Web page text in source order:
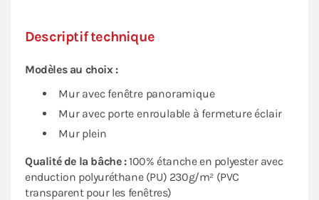
Descriptif technique
Modèles au choix :
Mur avec fenêtre panoramique
Mur avec porte enroulable à fermeture éclair
Mur plein
Qualité de la bâche :100% étanche en polyester avec
enduction polyuréthane (PU) 230g/m² (PVC
transparent pour les fenêtres)